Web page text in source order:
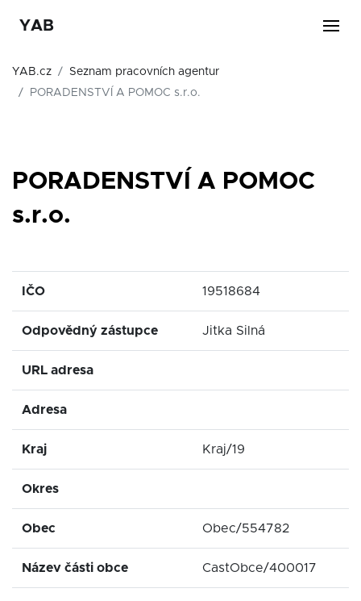
YAB
YAB.cz
Seznam pracovních agentur
PORADENSTVÍ A POMOC s.r.o.
PORADENSTVÍ A POMOC
s.r.o.
IČO 19518684
Odpovědný zástupce Jitka Silná
URL adresa
Adresa
Kraj Kraj/19
Okres
Obec Obec/554782
Název části obce CastObce/400017